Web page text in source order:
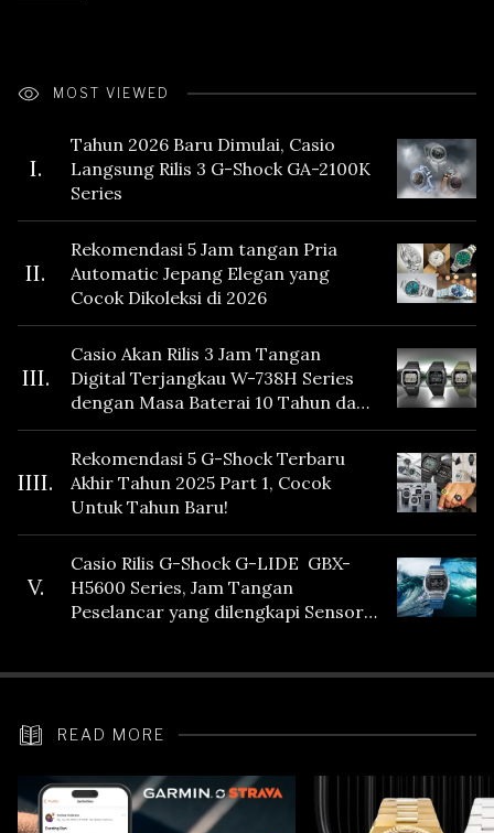
MOST VIEWED
I.
Tahun 2026 Baru Dimulai, Casio
Langsung Rilis 3 G-Shock GA-2100K
Series
II.
Rekomendasi 5 Jam tangan Pria
Automatic Jepang Elegan yang
Cocok Dikoleksi di 2026
III.
Casio Akan Rilis 3 Jam Tangan
Digital Terjangkau W-738H Series
dengan Masa Baterai 10 Tahun dan
Fitur Vibration
IIII.
Rekomendasi 5 G-Shock Terbaru
Akhir Tahun 2025 Part 1, Cocok
Untuk Tahun Baru!
V.
Casio Rilis G-Shock G-LIDE GBX-
H5600 Series, Jam Tangan
Peselancar yang dilengkapi Sensor
READ MORE